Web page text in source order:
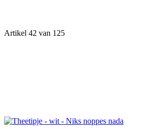
Artikel 42 van 125